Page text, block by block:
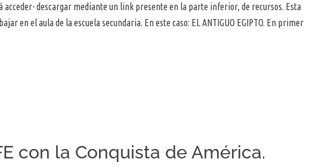
acceder- descargar mediante un link presente en la parte inferior, de recursos. Esta
en el aula de la escuela secundaria. En este caso: EL ANTIGUO EGIPTO. En primer
con la Conquista de América.